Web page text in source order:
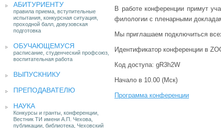
АБИТУРИЕНТУ
правила приема, вступительные
испытания, конкурсная ситуация,
проходной балл, довузовская
подготовка
ОБУЧАЮЩЕМУСЯ
расписание, студенческий профсоюз,
воспитательная работа
ВЫПУСКНИКУ
ПРЕПОДАВАТЕЛЮ
НАУКА
Конкурсы и гранты, конференции,
Вестник ТИ имени А.П. Чехова,
публикации, библиотека, Чеховский
В работе конференции примут
филологии с пленарными
Мы приглашаем подключиться
Идентификатор конференции в
Код доступа: gR3h2W
Начало в 10.00 (Мск)
Программа конференции